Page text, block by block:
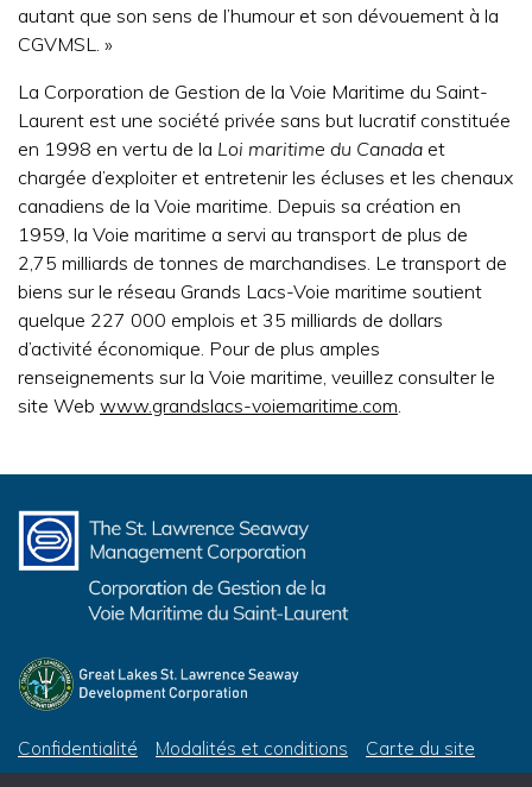
autant que son sens de l’humour et son dévouement à la
CGVMSL. »
La Corporation de Gestion de la Voie Maritime du Saint-
Laurent est une société privée sans but lucratif constituée
en 1998 en vertu de la Loi maritime du Canada et
chargée d’exploiter et entretenir les écluses et les chenaux
canadiens de la Voie maritime. Depuis sa création en
1959, la Voie maritime a servi au transport de plus de
2,75 milliards de tonnes de marchandises. Le transport de
biens sur le réseau Grands Lacs-Voie maritime soutient
quelque 227 000 emplois et 35 milliards de dollars
d’activité économique. Pour de plus amples
renseignements sur la Voie maritime, veuillez consulter le
site Web www.grandslacs-voiemaritime.com
Confidentialité Modalités et conditions Carte du site